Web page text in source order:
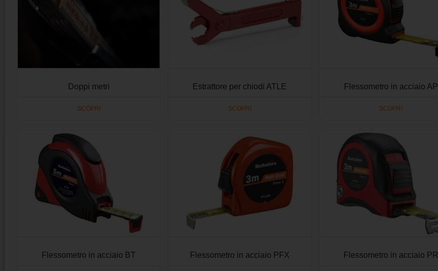
Doppi metri
SCOPRI
Estrattore per chiodi ATLE
SCOPRI
Flessometro in acciaio AP
SCOPRI
Flessometro in acciaio BT Flessometro in acciaio PFX Flessometro in acciaio PR